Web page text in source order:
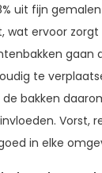
uit fijn
wat ervoor
gaan
te
bakken
Vorst,
in elke